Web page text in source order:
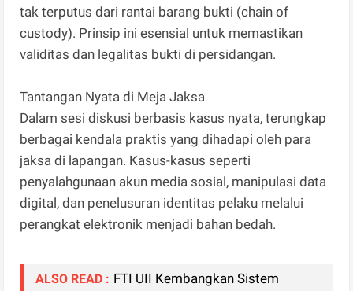
tak terputus dari rantai barang bukti (chain of
custody). Prinsip ini esensial untuk memastikan
validitas dan legalitas bukti di persidangan.
Tantangan Nyata di Meja Jaksa
Dalam sesi diskusi berbasis kasus nyata, terungkap
berbagai kendala praktis yang dihadapi oleh para
jaksa di lapangan. Kasus-kasus seperti
penyalahgunaan akun media sosial, manipulasi data
digital, dan penelusuran identitas pelaku melalui
perangkat elektronik menjadi bahan bedah.
ALSO READ : FTI UII Kembangkan Sistem